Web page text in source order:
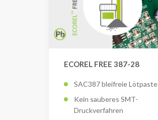
ECOREL FREE 387-28
SAC387 bleifreie Lötpaste
Kein sauberes SMT-
Druckverfahren